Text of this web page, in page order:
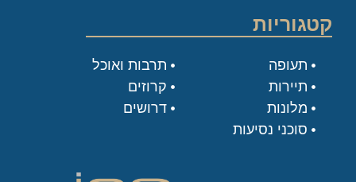
קטגוריות
תעופה
תיירות
מלונות
סוכני נסיעות
תרבות ואוכל
קרוזים
דרושים